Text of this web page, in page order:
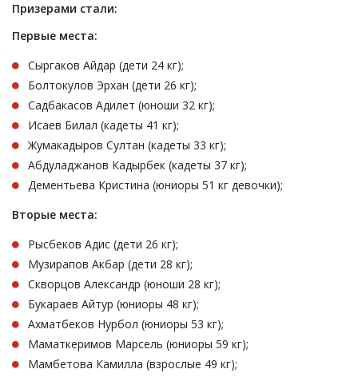
Призерами стали:
Первые места:
Сыргаков Айдар (дети 24 кг);
Болтокулов Эрхан (дети 26 кг);
Садбакасов Адилет (юноши 32 кг);
Исаев Билал (кадеты 41 кг);
Жумакадыров Султан (кадеты 33 кг);
Абдуладжанов Кадырбек (кадеты 37 кг);
Дементьева Кристина (юниоры 51 кг девочки);
Вторые места:
Рысбеков Адис (дети 26 кг);
Музирапов Акбар (дети 28 кг);
Скворцов Александр (юноши 28 кг);
Букараев Айтур (юниоры 48 кг);
Ахматбеков Нурбол (юниоры 53 кг);
Маматкеримов Марсель (юниоры 59 кг);
Мамбетова Камилла (взрослые 49 кг);